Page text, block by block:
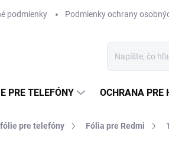
podmienky Podmienky ochrany
PRE TELEFÓNY OCHRANA PRE
pre telefóny Fólia pre Redmi